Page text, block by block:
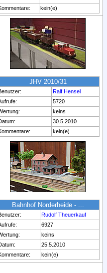
kein(e)
JHV 2010/31
Ralf Hensel
5720
keins
30.5.2010
kein(e)
Bahnhof Norderheide - ...
Rudolf Theuerkauf
6927
keins
25.5.2010
kein(e)